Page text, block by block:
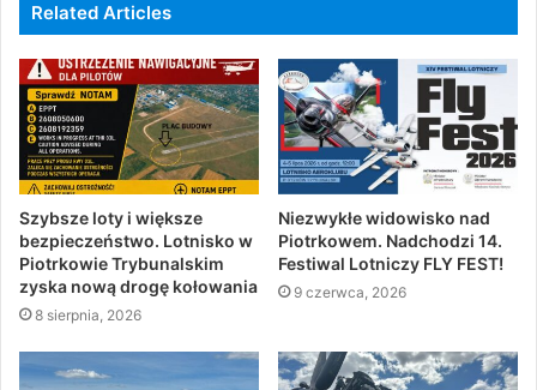
Related Articles
Szybsze loty i większe
bezpieczeństwo. Lotnisko w
Piotrkowie Trybunalskim
zyska nową drogę kołowania
8 sierpnia, 2026
Niezwykłe widowisko nad
Piotrkowem. Nadchodzi 14.
Festiwal Lotniczy FLY FEST!
9 czerwca, 2026